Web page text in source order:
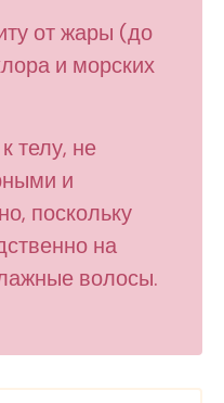
от жары (до
и морских
телу, не
и
поскольку
на
волосы.